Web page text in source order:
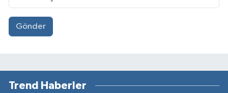
Gönder
Trend Haberler